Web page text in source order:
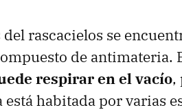
rascacielos se
de antimateria.
respirar en el vacío,
habitada por varias